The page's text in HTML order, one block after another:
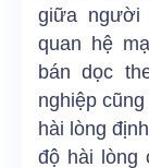
giữa người
quan hệ
bán dọc
nghiệp
hài lòng
độ hài lòng